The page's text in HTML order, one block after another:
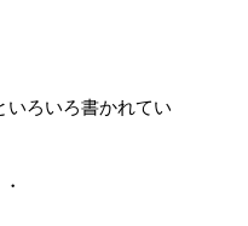
いろいろ書かれてい